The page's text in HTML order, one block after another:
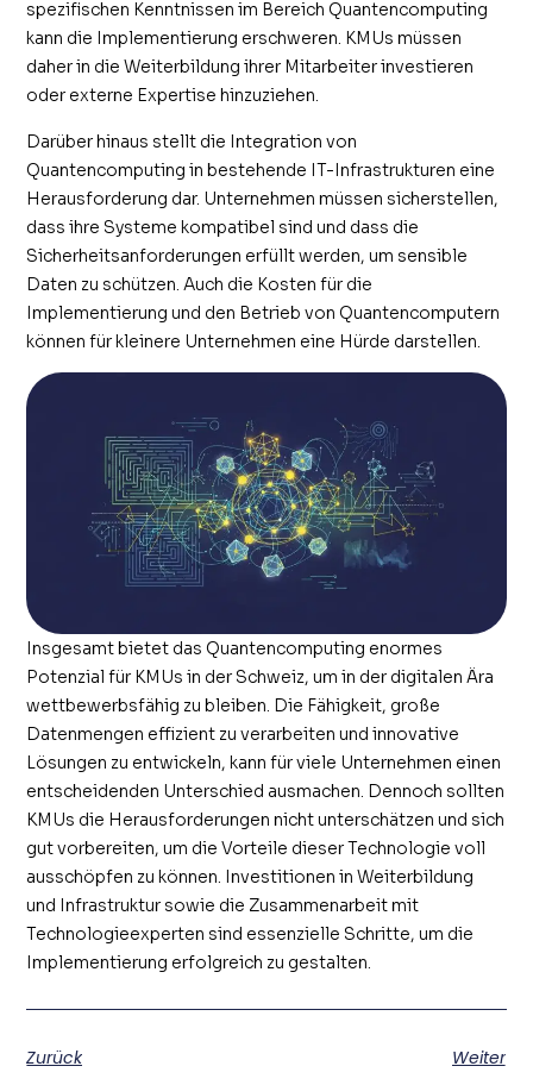
spezifischen Kenntnissen im Bereich Quantencomputing
kann die Implementierung erschweren. KMUs müssen
daher in die Weiterbildung ihrer Mitarbeiter investieren
oder externe Expertise hinzuziehen.
Darüber hinaus stellt die Integration von
Quantencomputing in bestehende IT-Infrastrukturen eine
Herausforderung dar. Unternehmen müssen sicherstellen,
dass ihre Systeme kompatibel sind und dass die
Sicherheitsanforderungen erfüllt werden, um sensible
Daten zu schützen. Auch die Kosten für die
Implementierung und den Betrieb von Quantencomputern
können für kleinere Unternehmen eine Hürde darstellen.
Insgesamt bietet das Quantencomputing enormes
Potenzial für KMUs in der Schweiz, um in der digitalen Ära
wettbewerbsfähig zu bleiben. Die Fähigkeit, große
Datenmengen effizient zu verarbeiten und innovative
Lösungen zu entwickeln, kann für viele Unternehmen einen
entscheidenden Unterschied ausmachen. Dennoch sollten
KMUs die Herausforderungen nicht unterschätzen und sich
gut vorbereiten, um die Vorteile dieser Technologie voll
ausschöpfen zu können. Investitionen in Weiterbildung
und Infrastruktur sowie die Zusammenarbeit mit
Technologieexperten sind essenzielle Schritte, um die
Implementierung erfolgreich zu gestalten.
Zurück Weiter